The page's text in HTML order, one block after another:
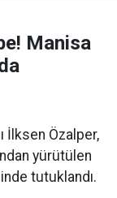
Manisa
İlksen Özalper,
yürütülen
tutuklandı.